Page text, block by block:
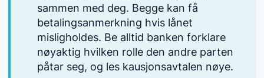
sammen med deg. Begge kan få
betalingsanmerkning hvis lånet
misligholdes. Be alltid banken forklare
nøyaktig hvilken rolle den andre parten
påtar seg, og les kausjonsavtalen nøye.